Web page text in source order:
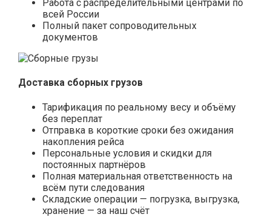
Работа с распределительными центрами по
всей России
Полный пакет сопроводительных
документов
Доставка сборных грузов
Тарификация по реальному весу и объёму
без переплат
Отправка в короткие сроки без ожидания
накопления рейса
Персональные условия и скидки для
постоянных партнёров
Полная материальная ответственность на
всём пути следования
Складские операции — погрузка, выгрузка,
хранение — за наш счёт